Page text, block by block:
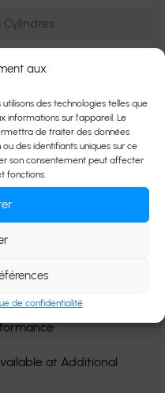
aux
des technologies telles que
informations sur l'appareil. Le
de traiter des données
des identifiants uniques sur ce
son consentement peut affecter
fonctions.
de confidentialité
Cylindres
(BSV)
at Additional